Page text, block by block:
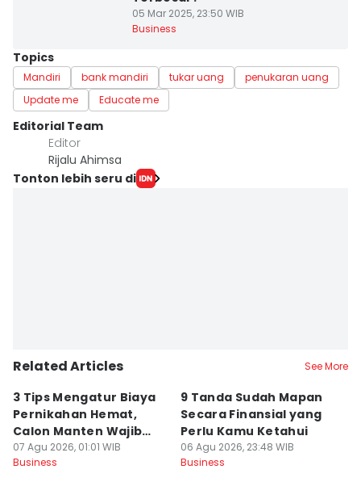
05 Mar 2025, 23:50 WIB
Business
Topics
Mandiri bank mandiri tukar uang
penukaran uang
Update me
Educate me
Editorial Team
Editor
Rijalu Ahimsa
Tonton lebih seru di
Related Articles See More
3 Tips Mengatur Biaya
Pernikahan Hemat,
Calon Manten Wajib
Nyimak!
07 Agu 2026, 01:01 WIB
Business
9 Tanda Sudah Mapan
Secara Finansial yang
Perlu Kamu Ketahui
06 Agu 2026, 23:48 WIB
Business